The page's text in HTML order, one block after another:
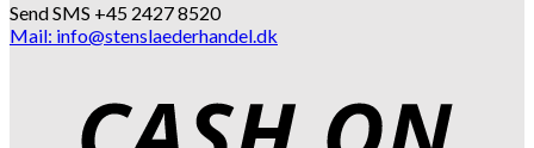
Send SMS +45 2427 8520
Mail: info@stenslaederhandel.dk